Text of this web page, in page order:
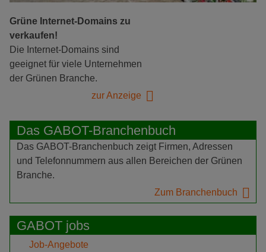
Grüne Internet-Domains zu
verkaufen!
Die Internet-Domains sind
geeignet für viele Unternehmen
der Grünen Branche.
zur Anzeige
Das GABOT-Branchenbuch
Das GABOT-Branchenbuch zeigt Firmen, Adressen
und Telefonnummern aus allen Bereichen der Grünen
Branche.
Zum Branchenbuch
GABOT jobs
Job-Angebote